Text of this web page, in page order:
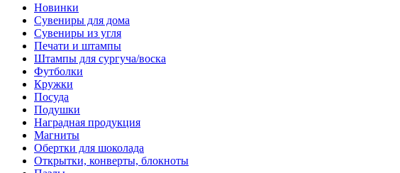
Новинки
Сувениры для дома
Сувениры из угля
Печати и штампы
Штампы для сургуча/воска
Футболки
Кружки
Посуда
Подушки
Наградная продукция
Магниты
Обертки для шоколада
Открытки, конверты, блокноты